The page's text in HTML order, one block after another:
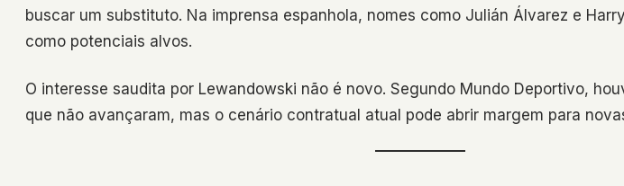
buscar um substituto. Na imprensa espanhola, nomes como Julián Álvarez e
como potenciais alvos.
O interesse saudita por Lewandowski não é novo. Segundo Mundo Deportivo,
que não avançaram, mas o cenário contratual atual pode abrir margem para